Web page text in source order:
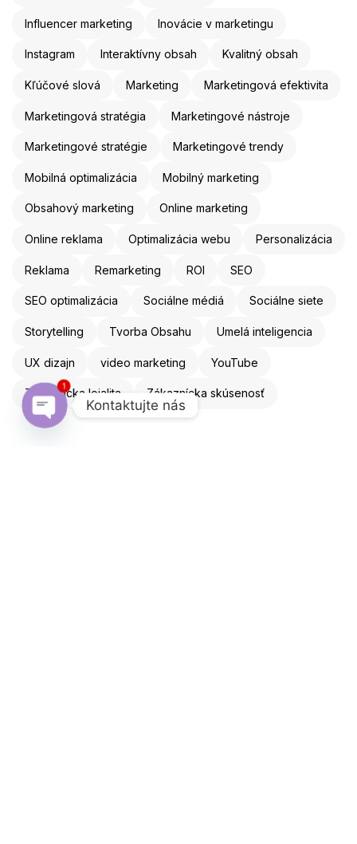
Influencer marketing Inovácie v marketingu
Instagram Interaktívny obsah Kvalitný obsah
Kľúčové slová Marketing Marketingová efektivita
Marketingová stratégia Marketingové nástroje
Marketingové stratégie Marketingové trendy
Mobilná optimalizácia Mobilný marketing
Obsahový marketing Online marketing
Online reklama Optimalizácia webu Personalizácia
Reklama Remarketing ROI SEO
SEO optimalizácia Sociálne médiá Sociálne siete
Storytelling Tvorba Obsahu Umelá inteligencia
UX dizajn video marketing YouTube
Zákaznícka lojalita Zákaznícka skúsenosť
Kontaktujte nás
1